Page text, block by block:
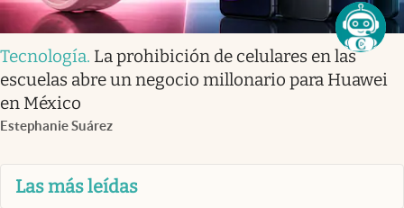
Tecnología. La prohibición de celulares en las
escuelas abre un negocio millonario para Huawei
en México
Estephanie Suárez
Las más leídas